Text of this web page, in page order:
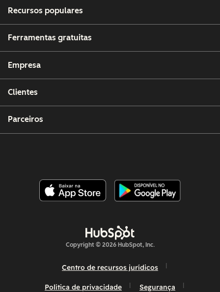
Recursos populares
Ferramentas gratuitas
Empresa
Clientes
Parceiros
Copyright © 2026 HubSpot, Inc.
Centro de recursos jurídicos
Política de privacidade Segurança